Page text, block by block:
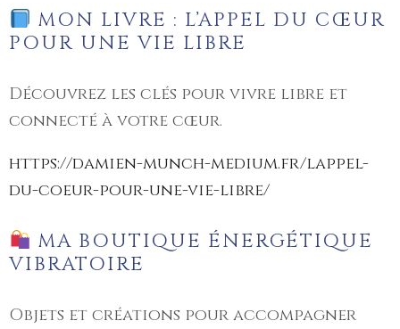
MON LIVRE : L’APPEL DU CŒUR
POUR UNE VIE LIBRE
Découvrez les clés pour vivre libre et
connecté à votre cœur.
https://damien-munch-medium.fr/lappel-
du-coeur-pour-une-vie-libre/
MA BOUTIQUE ÉNERGÉTIQUE
VIBRATOIRE
Objets et créations pour accompagner